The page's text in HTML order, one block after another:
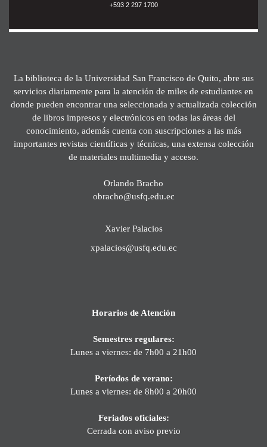
+593 2 297 1700
La biblioteca de la Universidad San Francisco de Quito, abre sus
servicios diariamente para la atención de miles de estudiantes en
donde pueden encontrar una seleccionada y actualizada colección
de libros impresos y electrónicos en todas las áreas del
conocimiento, además cuenta con suscripciones a las más
importantes revistas científicas y técnicas, una extensa colección
de materiales multimedia y acceso.
Orlando Bracho
obracho@usfq.edu.ec
Xavier Palacios
xpalacios@usfq.edu.ec
Horarios de Atención
Semestres regulares:
Lunes a viernes: de 7h00 a 21h00
Períodos de verano:
Lunes a viernes: de 8h00 a 20h00
Feriados oficiales:
Cerrada con aviso previo